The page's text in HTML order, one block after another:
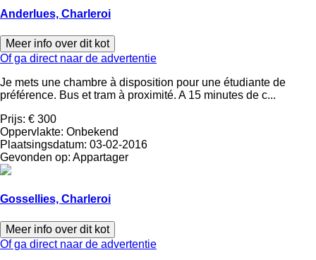
Anderlues, Charleroi
Meer info over dit kot
Of ga direct naar de advertentie
Je mets une chambre à disposition pour une étudiante de
préférence. Bus et tram à proximité. A 15 minutes de c...
Prijs: € 300
Oppervlakte: Onbekend
Plaatsingsdatum: 03-02-2016
Gevonden op: Appartager
Gossellies, Charleroi
Meer info over dit kot
Of ga direct naar de advertentie